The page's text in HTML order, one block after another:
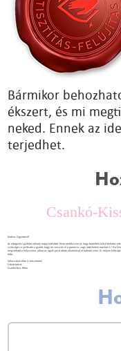
Bármikor
ékszert, és mi
neked. Ennek az
terjedhet.
Csankó-
Kedves Ügyintéző!
Az eljegyzési gyűrűm néhány napja kettétört. Nem emlékszem rá, hogy bármiféle külső behatás
szükséges-e javíttatni a gyűrűt, hogy ne vesszen el a garancia, vagy intézhetem máshol is? Ha
megvárható a helyszínen, akkor az egyik pesti útunk alkalmával el tudnám vinni. És milyen
rajta.
Válaszukat előre is köszönöm!
Üdvözlettel:
Csankó-Kiss Réka